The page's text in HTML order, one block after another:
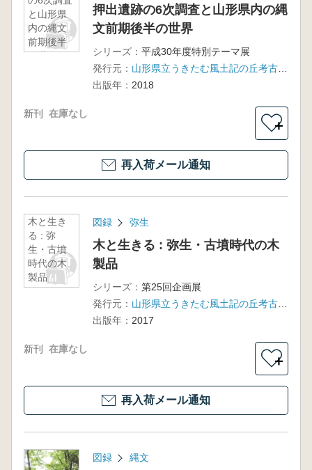
と山形県
内の縄文
前期後半
の世界
押出遺跡の6次調査と山形県内の縄
文前期後半の世界
シリーズ： 平成30年度特別テーマ展
発行元：
山形県立うきたむ風土記の丘考古資料館 うきたむ考古の会
出版年： 2018
新刊 在庫なし
＋
再入荷メール通知
木と生き
る : 弥
生・古墳
時代の木
製品
図録 弥生
木と生きる : 弥生・古墳時代の木
製品
シリーズ： 第25回企画展
発行元：
山形県立うきたむ風土記の丘考古資料館
出版年： 2017
新刊 在庫なし
＋
再入荷メール通知
図録 縄文